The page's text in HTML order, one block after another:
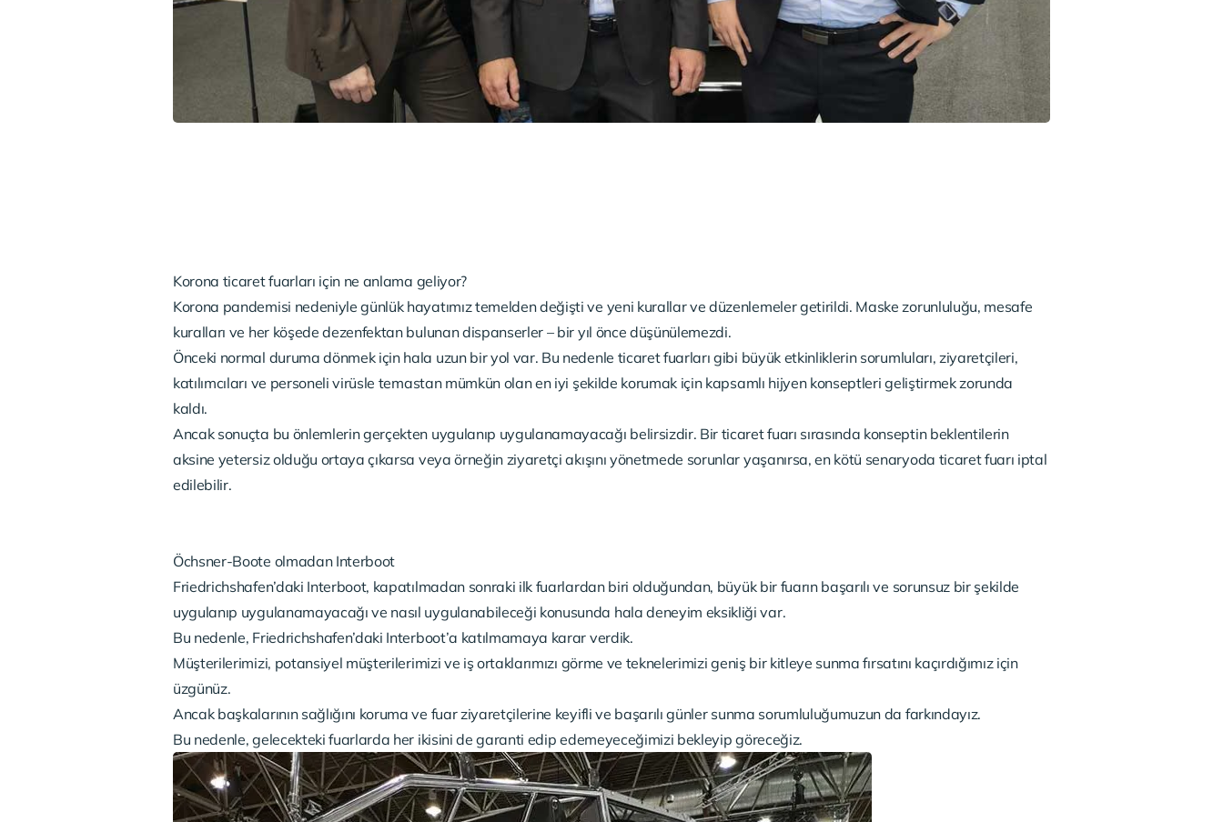
Korona ticaret fuarları için ne anlama geliyor?
Korona pandemisi nedeniyle günlük hayatımız temelden değişti ve yeni kurallar ve düzenlemeler getirildi. Maske zorunluluğu, mesafe
kuralları ve her köşede dezenfektan bulunan dispanserler – bir yıl önce düşünülemezdi.
Önceki normal duruma dönmek için hala uzun bir yol var. Bu nedenle ticaret fuarları gibi büyük etkinliklerin sorumluları, ziyaretçileri,
katılımcıları ve personeli virüsle temastan mümkün olan en iyi şekilde korumak için kapsamlı hijyen konseptleri geliştirmek zorunda
kaldı.
Ancak sonuçta bu önlemlerin gerçekten uygulanıp uygulanamayacağı belirsizdir. Bir ticaret fuarı sırasında konseptin beklentilerin
aksine yetersiz olduğu ortaya çıkarsa veya örneğin ziyaretçi akışını yönetmede sorunlar yaşanırsa, en kötü senaryoda ticaret fuarı iptal
edilebilir.
Öchsner-Boote olmadan Interboot
Friedrichshafen’daki Interboot, kapatılmadan sonraki ilk fuarlardan biri olduğundan, büyük bir fuarın başarılı ve sorunsuz bir şekilde
uygulanıp uygulanamayacağı ve nasıl uygulanabileceği konusunda hala deneyim eksikliği var.
Bu nedenle, Friedrichshafen’daki Interboot’a katılmamaya karar verdik.
Müşterilerimizi, potansiyel müşterilerimizi ve iş ortaklarımızı görme ve teknelerimizi geniş bir kitleye sunma fırsatını kaçırdığımız için
üzgünüz.
Ancak başkalarının sağlığını koruma ve fuar ziyaretçilerine keyifli ve başarılı günler sunma sorumluluğumuzun da farkındayız.
Bu nedenle, gelecekteki fuarlarda her ikisini de garanti edip edemeyeceğimizi bekleyip göreceğiz.